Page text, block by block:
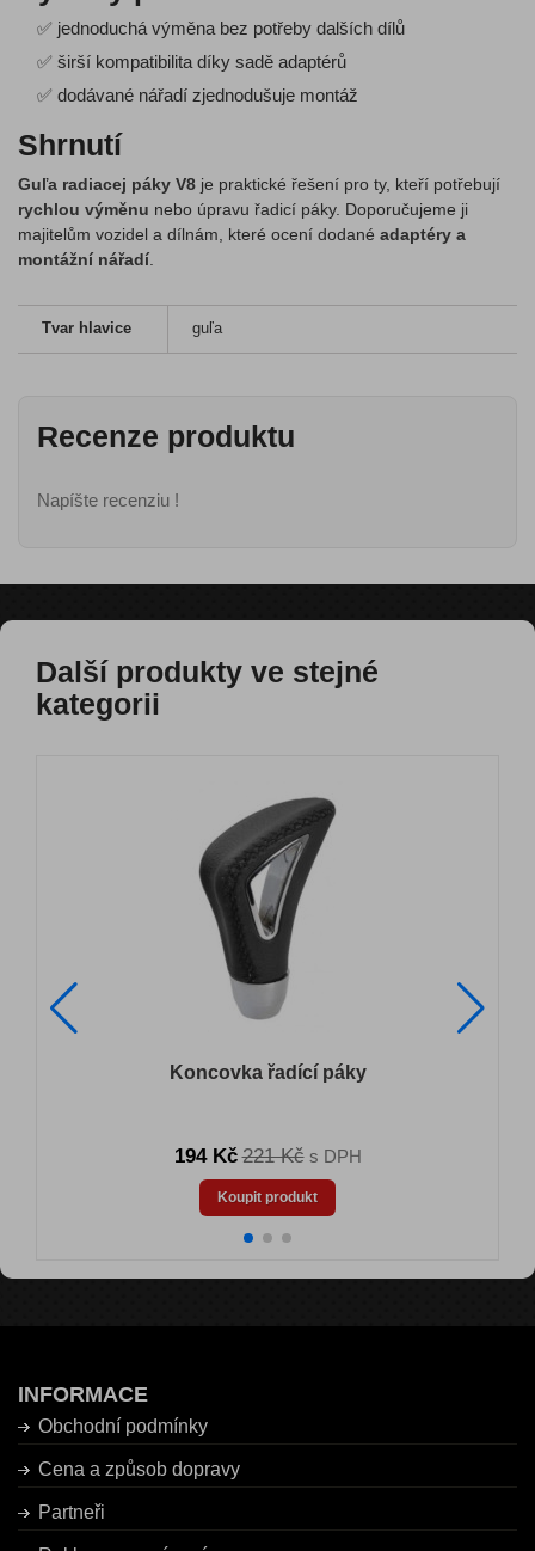
✅ jednoduchá výměna bez potřeby dalších dílů
✅ širší kompatibilita díky sadě adaptérů
✅ dodávané nářadí zjednodušuje montáž
Shrnutí
Guľa radiacej páky V8 je praktické řešení pro ty, kteří potřebují
rychlou výměnu nebo úpravu řadicí páky. Doporučujeme ji
majitelům vozidel a dílnám, které ocení dodané adaptéry a
montážní nářadí
Tvar hlavice guľa
Recenze produktu
Napíšte recenziu !
Další produkty ve stejné
kategorii
Koncovka řadící páky
194 Kč 221 Kčs DPH
Koupit produkt
INFORMACE
Obchodní podmínky
Cena a způsob dopravy
Partneři